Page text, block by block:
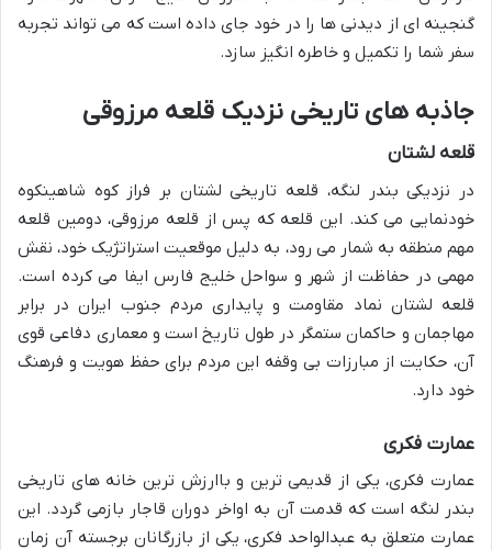
گنجینه ای از دیدنی ها را در خود جای داده است که می تواند تجربه
سفر شما را تکمیل و خاطره انگیز سازد.
جاذبه های تاریخی نزدیک قلعه مرزوقی
قلعه لشتان
در نزدیکی بندر لنگه، قلعه تاریخی لشتان بر فراز کوه شاهینکوه
خودنمایی می کند. این قلعه که پس از قلعه مرزوقی، دومین قلعه
مهم منطقه به شمار می رود، به دلیل موقعیت استراتژیک خود، نقش
مهمی در حفاظت از شهر و سواحل خلیج فارس ایفا می کرده است.
قلعه لشتان نماد مقاومت و پایداری مردم جنوب ایران در برابر
مهاجمان و حاکمان ستمگر در طول تاریخ است و معماری دفاعی قوی
آن، حکایت از مبارزات بی وقفه این مردم برای حفظ هویت و فرهنگ
خود دارد.
عمارت فکری
عمارت فکری، یکی از قدیمی ترین و باارزش ترین خانه های تاریخی
بندر لنگه است که قدمت آن به اواخر دوران قاجار بازمی گردد. این
عمارت متعلق به عبدالواحد فکری، یکی از بازرگانان برجسته آن زمان